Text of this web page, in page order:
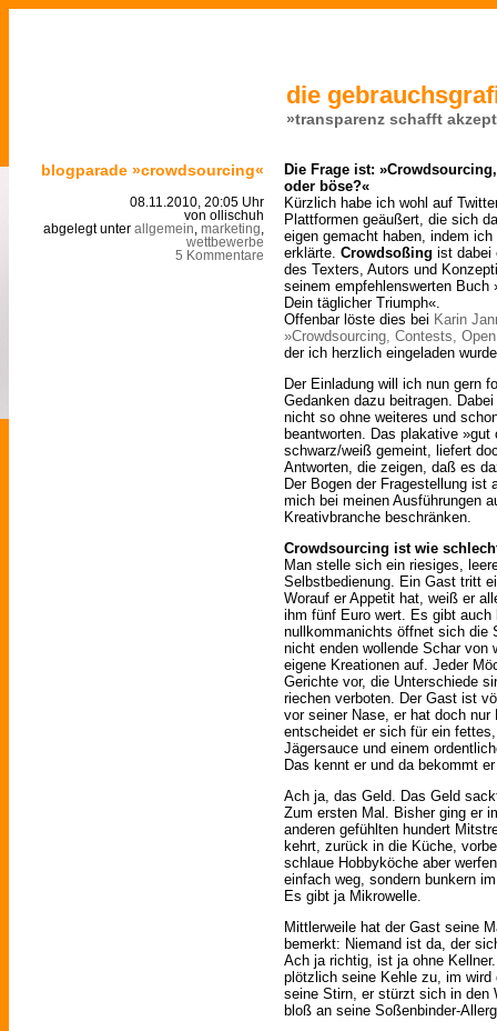
die
»transparenz schafft
blogparade »crowdsourcing«
08.11.2010, 20:05 Uhr
von ollischuh
abgelegt unter allgemein marketing
wettbewerbe
5 Kommentare
Die Frage ist:
oder böse?«
Kürzlich habe ich wohl auf
Plattformen geäußert, die sich
eigen gemacht haben, indem
erklärte. Crowdsoßing ist dabei
des Texters, Autors und
seinem empfehlenswerten Buch
Dein täglicher Triumph«.
Offenbar löste dies bei Karin
»Crowdsourcing, Contests,
der ich herzlich eingeladen
Der Einladung will ich nun gern
Gedanken dazu beitragen.
nicht so ohne weiteres und
beantworten. Das plakative
schwarz/weiß gemeint, liefert
Antworten, die zeigen, daß es
Der Bogen der Fragestellung ist
mich bei meinen Ausführungen
Kreativbranche beschränken.
Crowdsourcing ist wie
Man stelle sich ein riesiges,
Selbstbedienung. Ein Gast tritt
Worauf er Appetit hat, weiß er
ihm fünf Euro wert. Es gibt
nullkommanichts öffnet sich die
nicht enden wollende Schar von
eigene Kreationen auf. Jeder
Gerichte vor, die Unterschiede
riechen verboten. Der Gast ist
vor seiner Nase, er hat doch
entscheidet er sich für ein
Jägersauce und einem
Das kennt er und da bekommt
Ach ja, das Geld. Das Geld
Zum ersten Mal. Bisher ging er
anderen gefühlten hundert
kehrt, zurück in die Küche,
schlaue Hobbyköche aber
einfach weg, sondern bunkern
Es gibt ja Mikrowelle.
Mittlerweile hat der Gast seine
bemerkt: Niemand ist da, der
Ach ja richtig, ist ja ohne
plötzlich seine Kehle zu, im
seine Stirn, er stürzt sich in den
bloß an seine Soßenbinder-